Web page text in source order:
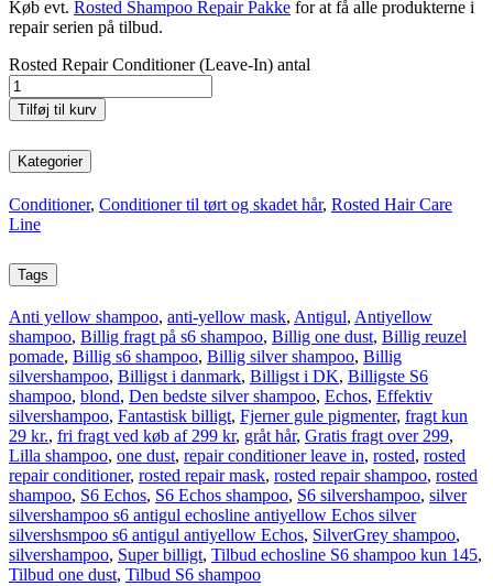
Køb evt. Rosted Shampoo Repair Pakke for at få alle produkterne i
repair serien på tilbud.
Rosted Repair Conditioner (Leave-In) antal
Tilføj til kurv
Kategorier
Conditioner, Conditioner til tørt og skadet hår, Rosted Hair Care
Line
Tags
Anti yellow shampoo, anti-yellow mask, Antigul, Antiyellow
shampoo, Billig fragt på s6 shampoo, Billig one dust, Billig reuzel
pomade, Billig s6 shampoo, Billig silver shampoo, Billig
silvershampoo, Billigst i danmark, Billigst i DK, Billigste S6
shampoo, blond, Den bedste silver shampoo, Echos, Effektiv
silvershampoo, Fantastisk billigt, Fjerner gule pigmenter, fragt kun
29 kr., fri fragt ved køb af 299 kr, gråt hår, Gratis fragt over 299,
Lilla shampoo, one dust, repair conditioner leave in, rosted, rosted
repair conditioner, rosted repair mask, rosted repair shampoo, rosted
shampoo, S6 Echos, S6 Echos shampoo, S6 silvershampoo, silver
silvershampoo s6 antigul echosline antiyellow Echos silver
silvershsmpoo s6 antigul antiyellow Echos, SilverGrey shampoo,
silvershampoo, Super billigt, Tilbud echosline S6 shampoo kun 145,
Tilbud one dust, Tilbud S6 shampoo